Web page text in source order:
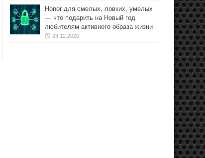
Honor для смелых, ловких, умелых
— что подарить на Новый год
любителям активного образа жизни
28.12.2020